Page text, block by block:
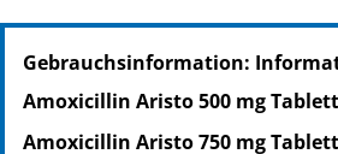
PZN: 17302627
PPN: 111730262751
PZN: 17302633
Gebrauchsinformation:
Amoxicillin Aristo 500 mg
Amoxicillin Aristo 750 mg